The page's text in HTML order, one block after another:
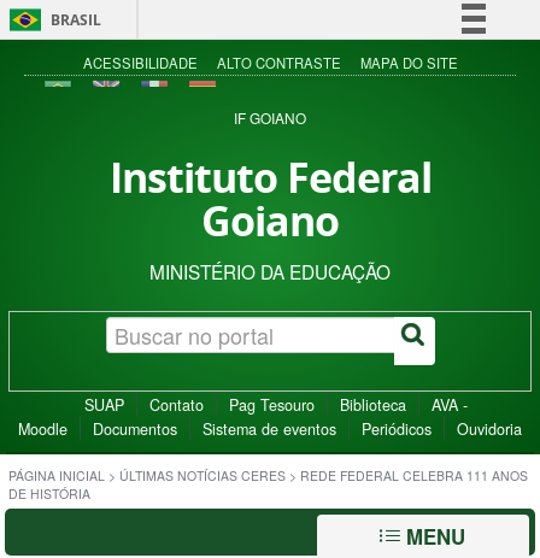
BRASIL
Simplifique!
Acesso à informação
ACESSIBILIDADE ALTO CONTRASTE MAPA DO SITE
IF GOIANO
Instituto Federal
Goiano
MINISTÉRIO DA EDUCAÇÃO
SUAP Contato Pag Tesouro Biblioteca
AVA -
Moodle
Documentos Sistema de eventos Periódicos Ouvidoria
PÁGINA INICIAL > ÚLTIMAS NOTÍCIAS CERES > REDE FEDERAL CELEBRA 111 ANOS
DE HISTÓRIA
MENU